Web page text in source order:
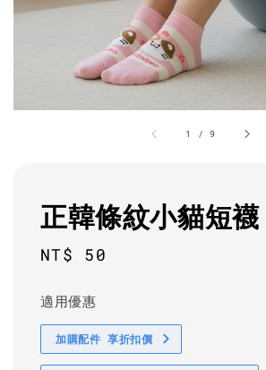
1 /9
正韓條紋小貓短襪
Regular
NT$ 50
適用優惠
加購配件 享折扣價